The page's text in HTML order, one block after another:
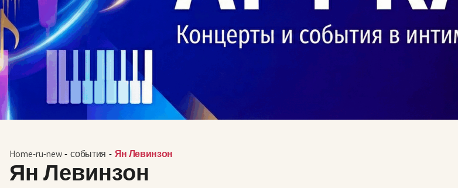
Home-ru-new - события - Ян Левинзон
Ян Левинзон